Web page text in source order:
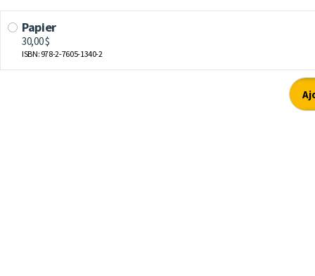
Papier
30,00 $
ISBN: 978-2-7605-1340-2